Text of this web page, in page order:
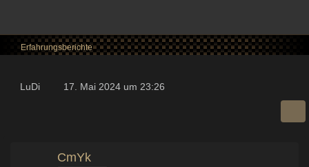
Erfahrungsberichte
LuDi 17. Mai 2024 um 23:26
CmYk